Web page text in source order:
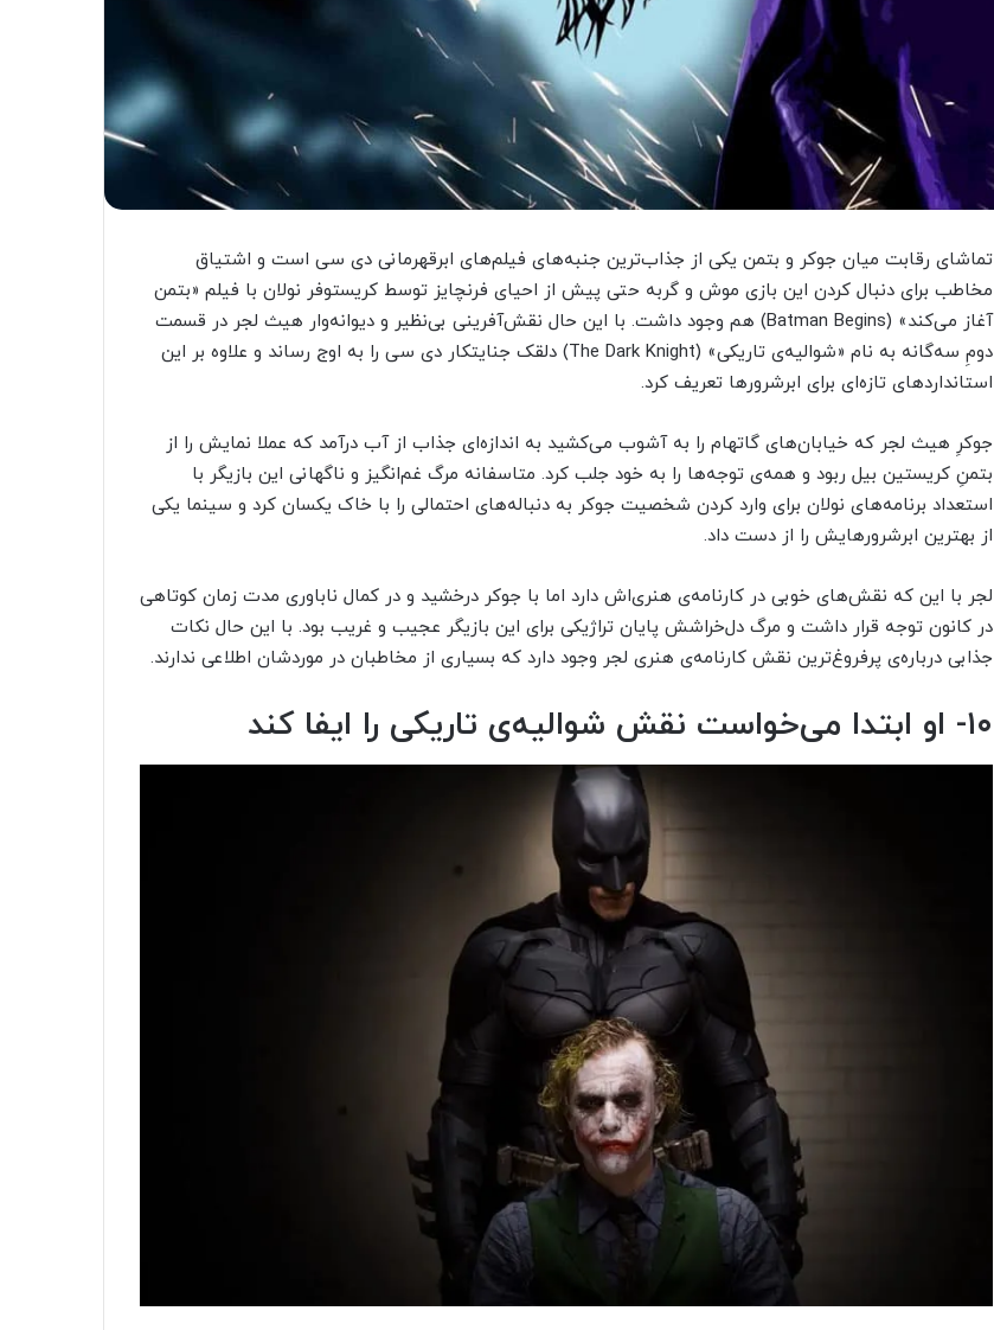
تماشای رقابت میان جوکر و بتمن یکی از جذاب‌ترین جنبه‌های فیلم‌های ابرقهرمانی دی سی است و اشتیاق
مخاطب برای دنبال کردن این بازی موش و گربه حتی پیش از احیای فرنچایز توسط کریستوفر نولان با فیلم «بتمن
آغاز می‌کند» (Batman Begins) هم وجود داشت. با این حال نقش‌آفرینی بی‌نظیر و دیوانه‌وار هیث لجر در قسمت
دومِ سه‌گانه به نام «شوالیه‌ی تاریکی» (The Dark Knight) دلقک جنایتکار دی سی را به اوج رساند و علاوه بر این
استانداردهای تازه‌ای برای ابرشرورها تعریف کرد.
جوکرِ هیث لجر که خیابان‌های گاتهام را به آشوب می‌کشید به اندازه‌ای جذاب از آب درآمد که عملا نمایش را از
بتمنِ کریستین بیل ربود و همه‌ی توجه‌ها را به خود جلب کرد. متاسفانه مرگ غم‌انگیز و ناگهانی این بازیگر با
استعداد برنامه‌های نولان برای وارد کردن شخصیت جوکر به دنباله‌های احتمالی را با خاک یکسان کرد و سینما یکی
از بهترین ابرشرورهایش را از دست داد.
لجر با این که نقش‌های خوبی در کارنامه‌ی هنری‌اش دارد اما با جوکر درخشید و در کمال ناباوری مدت زمان کوتاهی
در کانون توجه قرار داشت و مرگ دل‌خراشش پایان تراژیکی برای این بازیگر عجیب و غریب بود. با این حال نکات
جذابی درباره‌ی پرفروغ‌ترین نقش کارنامه‌ی هنری لجر وجود دارد که بسیاری از مخاطبان در موردشان اطلاعی ندارند.
۱۰- او ابتدا می‌خواست نقش شوالیه‌ی تاریکی را ایفا کند